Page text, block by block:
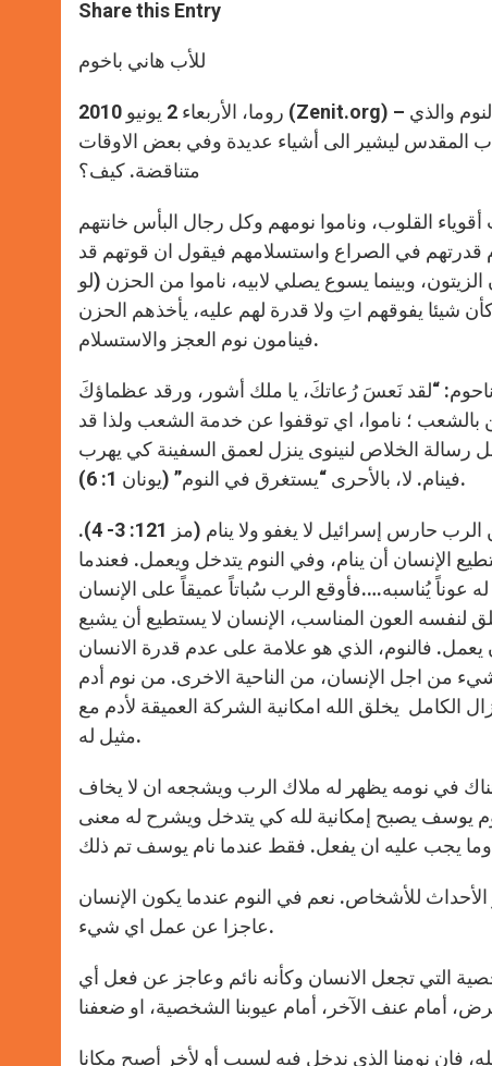
s
p
p
e
g
e
b
o
k
Share this Entry
للأب هاني باخوم
روما، الأربعاء 2 يونيو 2010 (Zenit.org) – كلمة “النوم” في الكتاب المقدس تحمل العديد من المعاني والصور. فالنوم والذي
ليشير الى أشياء عديدة وفي بعض الاوقات
متناقضة. كيف؟
القلوب، وناموا نومهم وكل رجال البأس خانتهم
وعدم قدرتهم في الصراع واستسلامهم فيقول ان قوتهم قد
وبينما يسوع يصلي لابيه، ناموا من الحزن (لو
شيئا يفوقهم اتِ ولا قدرة لهم عليه، يأخذهم الحزن
فينامون نوم العجز والاستسلام.
ناحوم: “لقد نَعسَ رُعاتكَ، يا ملك أشور، ورقد عظماؤكَ
ولم يعودوا مهتمين بالشعب ؛ ناموا، اي توقفوا عن خدمة الشعب ولذا قد
الخلاص لنينوى ينزل لعمق السفينة كي يهرب
فينام. لا، بالأحرى “يستغرق في النوم” (يونان 1: 6).
ينام الأقوياء، ينام الرعاة، ينام التلاميذ، ينام يونان وغيرهم كثيرين، لكن الرب حارس إسرائيل لا يغفو ولا ينام (مز 121: 3- 4).
الإنسان أن ينام، وفي النوم يتدخل ويعمل. فعندما
عوناً يُناسبه….فأوقع الرب سُباتاً عميقاً على الإنسان
لا يستطيع أن يخلق لنفسه العون المناسب، الإنسان لا يستطيع أن يشبع
فالنوم، الذي هو علامة على عدم قدرة الانسان
اجل الإنسان، من الناحية الاخرى. من نوم أدم
الكامل يخلق الله امكانية الشركة العميقة لأدم مع
مثيل له.
في نومه يظهر له ملاك الرب ويشجعه ان لا يخاف
مريم لبيته لأن المولود منها هو ابن العلي (مت 1: 18- 21). نوم يوسف يصبح إمكانية لله كي يتدخل ويشرح له معنى
للأشخاص. نعم في النوم عندما يكون الإنسان
عاجزا عن عمل اي شيء.
التي تجعل الانسان وكأنه نائم وعاجز عن فعل أي
فان نومنا الذي ندخل فيه لسبب أو لأخر أصبح مكانا